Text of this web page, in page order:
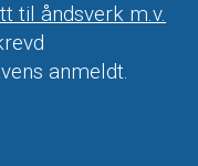
til åndsverk m.v.
anmeldt.